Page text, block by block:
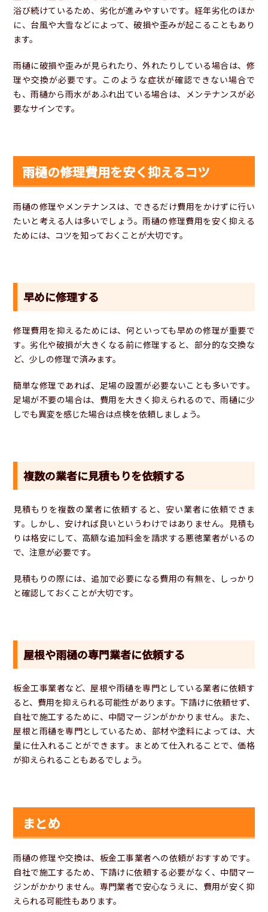
浴び続けているため、劣化が進みやすいです。経年劣化のほか
に、台風や大雪などによって、破損や歪みが起こることもあり
ます。
雨樋に破損や歪みが見られたり、外れたりしている場合は、修
理や交換が必要です。このような症状が確認できない場合で
も、雨樋から雨水があふれ出ている場合は、メンテナンスが必
要なサインです。
雨樋の修理費用を安く抑えるコツ
雨樋の修理やメンテナンスは、できるだけ費用をかけずに行い
たいと考える人は多いでしょう。雨樋の修理費用を安く抑える
ためには、コツを知っておくことが大切です。
早めに修理する
修理費用を抑えるためには、何といっても早めの修理が重要で
す。劣化や破損が大きくなる前に修理すると、部分的な交換な
ど、少しの修理で済みます。
簡単な修理であれば、足場の設置が必要ないことも多いです。
足場が不要の場合は、費用を大きく抑えられるので、雨樋に少
しでも異変を感じた場合は点検を依頼しましょう。
複数の業者に見積もりを依頼する
見積もりを複数の業者に依頼すると、安い業者に依頼できま
す。しかし、安ければ良いというわけではありません。見積も
りは格安にして、高額な追加料金を請求する悪徳業者がいるの
で、注意が必要です。
見積もりの際には、追加で必要になる費用の有無を、しっかり
と確認しておくことが大切です。
屋根や雨樋の専門業者に依頼する
板金工事業者など、屋根や雨樋を専門としている業者に依頼す
ると、費用を抑えられる可能性があります。下請けに依頼せず、
自社で施工するために、中間マージンがかかりません。また、
屋根と雨樋を専門としているため、部材や塗料によっては、大
量に仕入れることができます。まとめて仕入れることで、価格
が抑えられることもあるでしょう。
まとめ
雨樋の修理や交換は、板金工事業者への依頼がおすすめです。
自社で施工するため、下請けに依頼する必要がなく、中間マー
ジンがかかりません。専門業者で安心なうえに、費用が安く抑
えられる可能性もあります。